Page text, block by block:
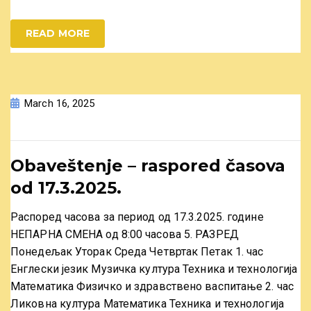
READ MORE
March 16, 2025
Obaveštenje – raspored časova
od 17.3.2025.
Распоред часова за период од 17.3.2025. године
НЕПАРНА СМЕНА од 8:00 часова 5. РАЗРЕД
Понедељак Уторак Среда Четвртак Петак 1. час
Енглески језик Музичка култура Техника и технологија
Математика Физичко и здравствено васпитање 2. час
Ликовна култура Математика Техника и технологија